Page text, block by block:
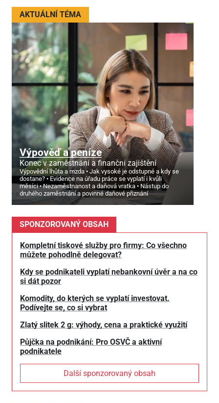
AKTUÁLNÍ TÉMA
Výpověď a peníze
Konec v zaměstnání a finanční zajištění
Výpovědní lhůta a mzda
Jak vysoké je odstupné a kdy se
dostane?
Evidence na úřadu práce se vyplatí i kvůli
měsíci
Nezaměstnanost a daňová vratka
Nástup do
druhého zaměstnání a povinné daňové přiznání
SPONZOROVANÝ OBSAH
Kompletní tiskové služby pro firmy: Co všechno
můžete pohodlně delegovat?
Kdy se podnikateli vyplatí nebankovní úvěr a na co
si dát pozor
Komodity, do kterých se vyplatí investovat.
Podívejte se, co si vybrat
Zlatý slitek 2 g: výhody, cena a praktické využití
Půjčka na podnikání: Pro OSVČ a aktivní
podnikatele
Další sponzorovaný obsah